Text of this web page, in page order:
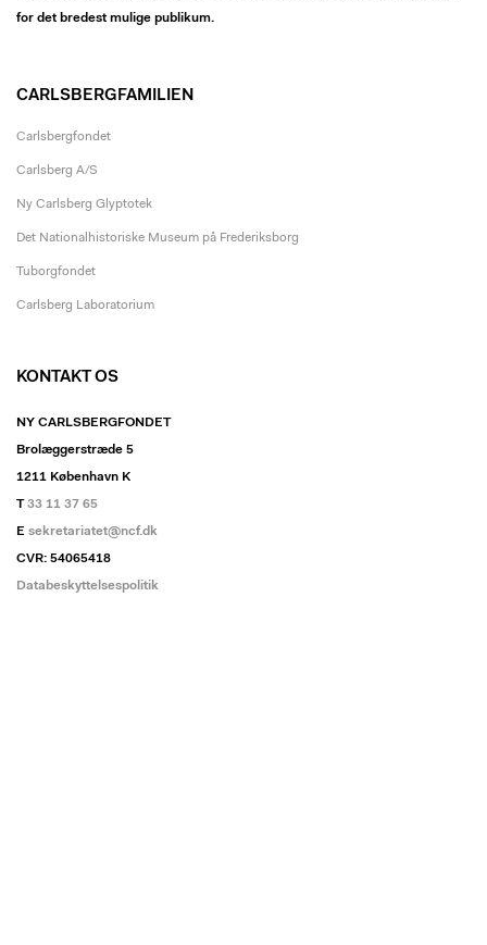
for det bredest mulige publikum.
CARLSBERGFAMILIEN
Carlsbergfondet
Carlsberg A/S
Ny Carlsberg Glyptotek
Det Nationalhistoriske Museum på Frederiksborg
Tuborgfondet
Carlsberg Laboratorium
KONTAKT OS
NY CARLSBERGFONDET
Brolæggerstræde 5
1211 København K
T33 11 37 65
E sekretariatet@ncf.dk
CVR: 54065418
Databeskyttelsespolitik